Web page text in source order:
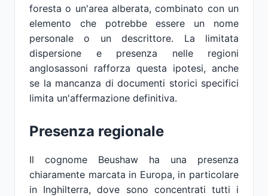
foresta o un'area alberata, combinato con un
elemento che potrebbe essere un nome
personale o un descrittore. La limitata
dispersione e presenza nelle regioni
anglosassoni rafforza questa ipotesi, anche
se la mancanza di documenti storici specifici
limita un'affermazione definitiva.
Presenza regionale
Il cognome Beushaw ha una presenza
chiaramente marcata in Europa, in particolare
in Inghilterra, dove sono concentrati tutti i